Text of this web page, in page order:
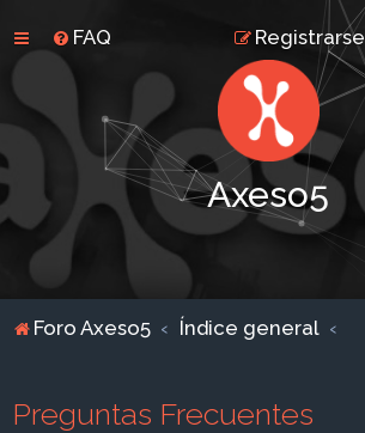
FAQ Registrarse
Axeso5
Foro Axeso5 Índice general
Preguntas Frecuentes